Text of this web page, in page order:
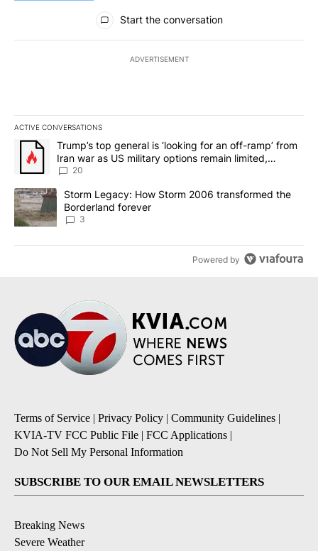
All Comments
Start the conversation
ADVERTISEMENT
ACTIVE CONVERSATIONS
The following is a list of the most commented articles in the last
A trending article titled "Trump’s top general is ‘looking for an
Trump’s top general is ‘looking for an off-ramp’ from
Iran war as US military options remain limited,
sources say
20
A trending article titled "Storm Legacy: How Storm 2006
Storm Legacy: How Storm 2006 transformed the
Borderland forever
3
Powered by
Terms of Service | Privacy Policy | Community Guidelines |
KVIA-TV FCC Public File | FCC Applications |
Do Not Sell My Personal Information
SUBSCRIBE TO OUR EMAIL NEWSLETTERS
Breaking News
Severe Weather